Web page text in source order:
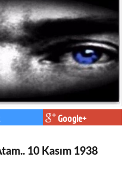
Google+
10 Kasım 1938